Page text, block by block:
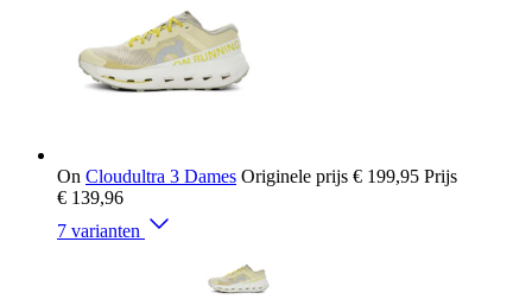
On Cloudultra 3 Dames Originele prijs € 199,95 Prijs
€ 139,96
7 varianten